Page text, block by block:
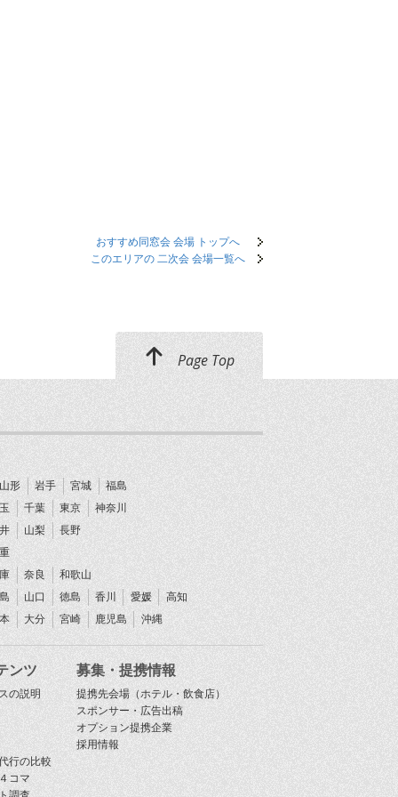
おすすめ同窓会 会場 トップへ
このエリアの 二次会 会場一覧へ
Page Top
山形 岩手 宮城
福島
千葉 東京
神奈川
山梨
長野
奈良
和歌山
山口 徳島 香川 愛媛
高知
大分 宮崎 鹿児島 沖縄
ンツ
の説明
行の比較
コマ
募集・提携情報
提携先会場（ホテル・飲食店）
スポンサー・広告出稿
オプション提携企業
採用情報